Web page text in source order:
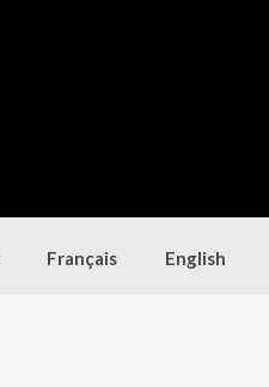
Français English